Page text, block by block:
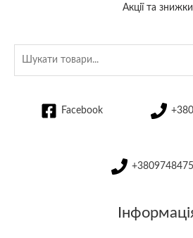
Акції та знижки
Facebook